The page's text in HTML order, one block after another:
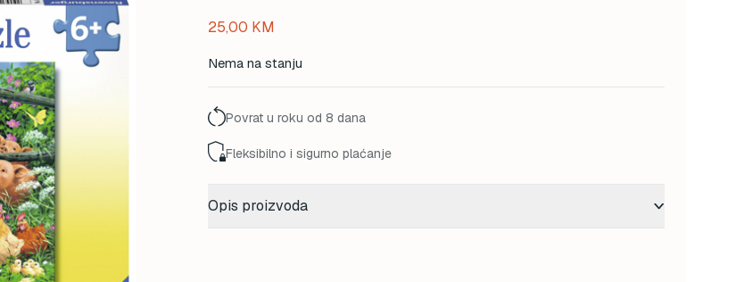
25,00 KM
Nema na stanju
Povrat u roku od 8 dana
Fleksibilno i sigurno plaćanje
Opis proizvoda